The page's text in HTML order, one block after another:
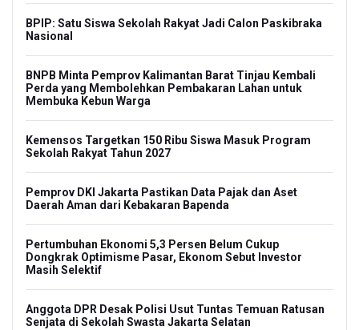
BPIP: Satu Siswa Sekolah Rakyat Jadi Calon Paskibraka
Nasional
BNPB Minta Pemprov Kalimantan Barat Tinjau Kembali
Perda yang Membolehkan Pembakaran Lahan untuk
Membuka Kebun Warga
Kemensos Targetkan 150 Ribu Siswa Masuk Program
Sekolah Rakyat Tahun 2027
Pemprov DKI Jakarta Pastikan Data Pajak dan Aset
Daerah Aman dari Kebakaran Bapenda
Pertumbuhan Ekonomi 5,3 Persen Belum Cukup
Dongkrak Optimisme Pasar, Ekonom Sebut Investor
Masih Selektif
Anggota DPR Desak Polisi Usut Tuntas Temuan Ratusan
Senjata di Sekolah Swasta Jakarta Selatan